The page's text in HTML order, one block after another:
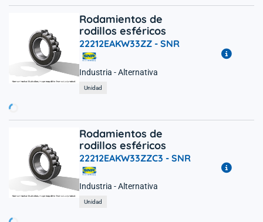
Rodamientos de
rodillos esféricos
22212EAKW33ZZ - SNR
Industria - Alternativa
Unidad
Rodamientos de
rodillos esféricos
22212EAKW33ZZC3 - SNR
Industria - Alternativa
Unidad